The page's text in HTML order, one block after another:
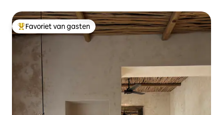
Topfavoriet van gasten
Favoriet van gasten